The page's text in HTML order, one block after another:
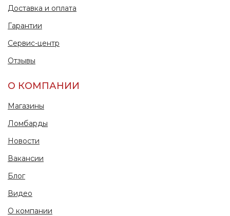
Доставка и оплата
Гарантии
Сервис-центр
Отзывы
О КОМПАНИИ
Магазины
Ломбарды
Новости
Вакансии
Блог
Видео
О компании